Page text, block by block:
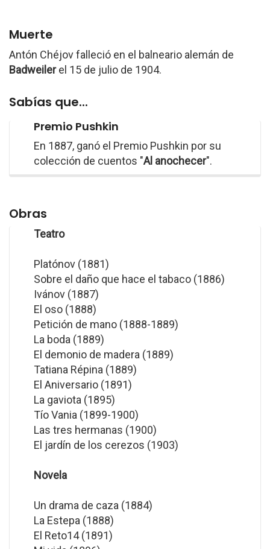
Muerte
Antón Chéjov falleció en el balneario alemán de
Badweilerel 15 de julio de 1904.
Sabías que...
Premio Pushkin
En 1887, ganó el Premio Pushkin por su
colección de cuentos "Al anochecer".
Obras
Teatro
Platónov (1881)
Sobre el daño que hace el tabaco (1886)
Ivánov (1887)
El oso (1888)
Petición de mano (1888-1889)
La boda (1889)
El demonio de madera (1889)
Tatiana Répina (1889)
El Aniversario (1891)
La gaviota (1895)
Tío Vania (1899-1900)
Las tres hermanas (1900)
El jardín de los cerezos (1903)
Novela
Un drama de caza (1884)
La Estepa (1888)
El Reto14 (1891)